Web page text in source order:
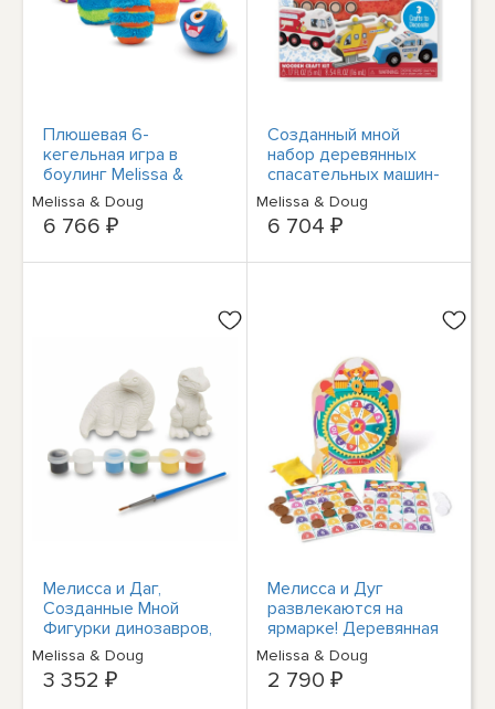
Плюшевая 6-
кегельная игра в
боулинг Melissa &
Doug Monster Plush с
сумкой для хранения
дошкольной игры
Melissa & Doug
6 766 ₽
Созданный мной
набор деревянных
спасательных машин-
динозавров Мелиссы
и Дуга, НОВЫЙ В
НАЛИЧИИ
Melissa & Doug
6 704 ₽
Мелисса и Даг,
Созданные Мной
Фигурки динозавров,
Набор для рукоделия
NEW
Melissa & Doug
3 352 ₽
Мелисса и Дуг
развлекаются на
ярмарке! Деревянная
двусторонняя рулетка
и игры Plinko
Melissa & Doug
2 790 ₽